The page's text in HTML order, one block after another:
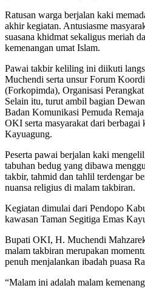
Ratusan warga berjalan kaki
akhir kegiatan. Antusiasme
suasana khidmat sekaligus meriah
kemenangan umat Islam.
Pawai takbir keliling ini diikuti
Muchendi serta unsur Forum
(Forkopimda), Organisasi
Selain itu, turut ambil bagian
Badan Komunikasi Pemuda
OKI serta masyarakat dari berbagai
Kayuagung.
Peserta pawai berjalan kaki
tabuhan bedug yang dibawa
takbir, tahmid dan tahlil terdengar
nuansa religius di malam takbiran.
Kegiatan dimulai dari Pendopo
kawasan Taman Segitiga Emas
Bupati OKI, H. Muchendi
malam takbiran merupakan
penuh menjalankan ibadah puasa
“Malam ini adalah malam